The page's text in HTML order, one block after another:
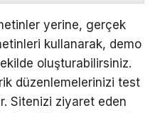
yerine, gerçek
kullanarak, demo
oluşturabilirsiniz.
düzenlemelerinizi test
Sitenizi ziyaret eden